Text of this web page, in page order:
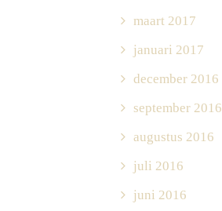
maart 2017
januari 2017
december 2016
september 2016
augustus 2016
juli 2016
juni 2016